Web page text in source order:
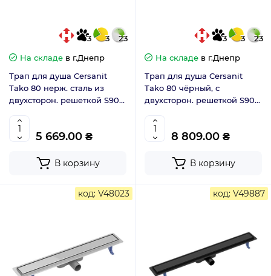
3 3 23
На складе в г.Днепр
Трап для душа Cersanit
Tako 80 нерж. сталь из
двухсторон. решеткой S907-
5 669.00 ₴
В корзину
3 3
23
На складе в г.Днепр
Трап для душа Cersanit
Tako 80 чёрный, с
двухсторон. решеткой S907-
8 809.00 ₴
В корзину
код: V48023 код: V49887